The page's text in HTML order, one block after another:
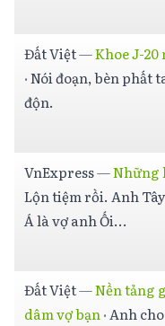
Đất Việt—Khoe J-
·Nói đoạn, bèn phất
độn.
VnExpress—Những
Lộn tiệm rồi. Anh
Á là vợ anh Ối...
Đất Việt—Nền tảng
dâm vợ bạn·Anh